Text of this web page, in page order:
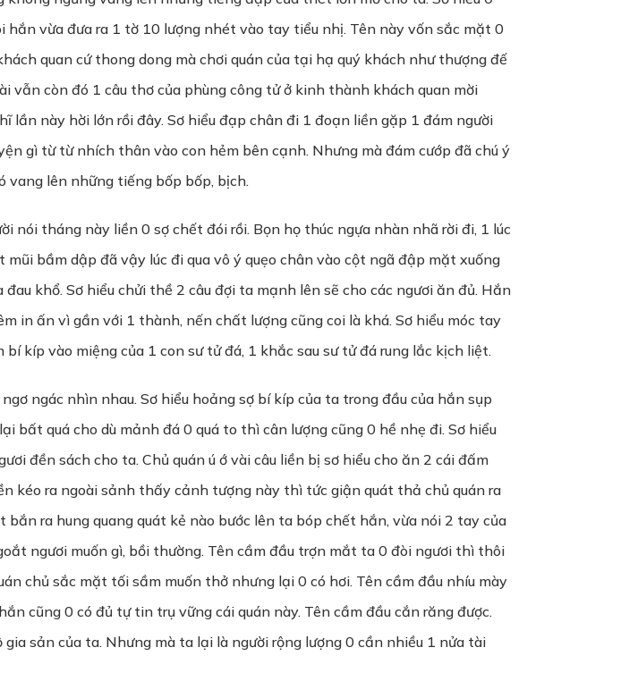
vừa đưa ra 1 tờ 10 lượng nhét vào tay tiểu nhị. Tên này vốn sắc mặt 0
quan cứ thong dong mà chơi quán của tại hạ quý khách như thượng đế
còn đó 1 câu thơ của phùng công tử ở kinh thành khách quan mời
này hời lớn rồi đây. Sơ hiểu đạp chân đi 1 đoạn liền gặp 1 đám người
gì từ từ nhích thân vào con hẻm bên cạnh. Nhưng mà đám cướp đã chú ý
vang lên những tiếng bốp bốp, bịch.
tháng này liền 0 sợ chết đói rồi. Bọn họ thúc ngựa nhàn nhã rời đi, 1 lúc
bầm dập đã vậy lúc đi qua vô ý quẹo chân vào cột ngã đập mặt xuống
khổ. Sơ hiểu chửi thề 2 câu đợi ta mạnh lên sẽ cho các ngươi ăn đủ. Hắn
in ấn vì gần với 1 thành, nến chất lượng cũng coi là khá. Sơ hiểu móc tay
kíp vào miệng của 1 con sư tử đá, 1 khắc sau sư tử đá rung lắc kịch liệt.
ngác nhìn nhau. Sơ hiểu hoảng sợ bí kíp của ta trong đầu của hắn sụp
quá cho dù mảnh đá 0 quá to thì cân lượng cũng 0 hề nhẹ đi. Sơ hiểu
đền sách cho ta. Chủ quán ú ớ vài câu liền bị sơ hiểu cho ăn 2 cái đấm
kéo ra ngoài sảnh thấy cảnh tượng này thì tức giận quát thả chủ quán ra
ra hung quang quát kẻ nào bước lên ta bóp chết hắn, vừa nói 2 tay của
ngươi muốn gì, bồi thường. Tên cầm đầu trợn mắt ta 0 đòi ngươi thì thôi
chủ sắc mặt tối sầm muốn thở nhưng lại 0 có hơi. Tên cầm đầu nhíu mày
cũng 0 có đủ tự tin trụ vững cái quán này. Tên cầm đầu cắn răng được.
sản của ta. Nhưng mà ta lại là người rộng lượng 0 cần nhiều 1 nửa tài